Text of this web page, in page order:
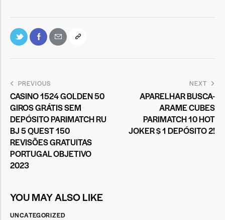
PREVIOUS
CASINO 1524 GOLDEN 50
GIROS GRÁTIS SEM
DEPÓSITO PARIMATCH RU
BJ 5 QUEST 150
REVISÕES GRATUITAS
PORTUGAL OBJETIVO
2023
NEXT
APARELHAR BUSCA-
ARAME CUBES
PARIMATCH 10 HOT
JOKER $ 1 DEPÓSITO 2!
YOU MAY ALSO LIKE
UNCATEGORIZED